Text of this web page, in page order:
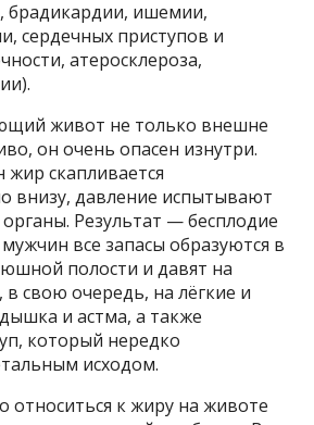
брадикардии, ишемии,
сердечных приступов и
атеросклероза,
живот не только внешне
он очень опасен изнутри.
скапливается
внизу, давление испытывают
Результат — бесплодие
все запасы образуются в
полости и давят на
в свою очередь, на лёгкие и
и астма, а также
который нередко
исходом.
относиться к жиру на животе